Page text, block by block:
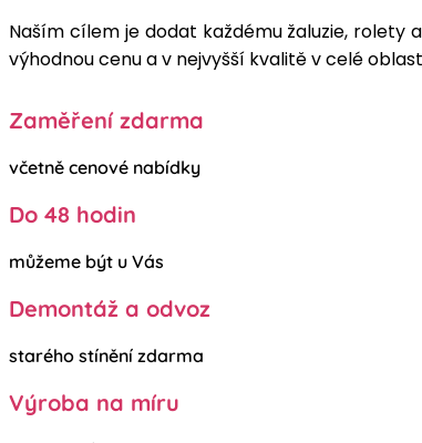
Naším cílem je dodat každému žaluzie,
výhodnou cenu a v nejvyšší kvalitě v celé
Zaměření zdarma
včetně cenové nabídky
Do 48 hodin
můžeme být u Vás
Demontáž a odvoz
starého stínění zdarma
Výroba na míru